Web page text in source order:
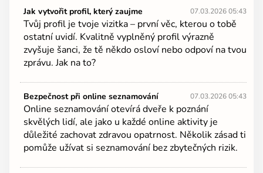
Jak vytvořit profil, který zaujme 07.03.2026 05:43
Tvůj profil je tvoje vizitka – první věc, kterou o tobě
ostatní uvidí. Kvalitně vyplněný profil výrazně
zvyšuje šanci, že tě někdo osloví nebo odpoví na tvou
zprávu. Jak na to?
Bezpečnost při online seznamování 07.03.2026 05:43
Online seznamování otevírá dveře k poznání
skvělých lidí, ale jako u každé online aktivity je
důležité zachovat zdravou opatrnost. Několik zásad ti
pomůže užívat si seznamování bez zbytečných rizik.